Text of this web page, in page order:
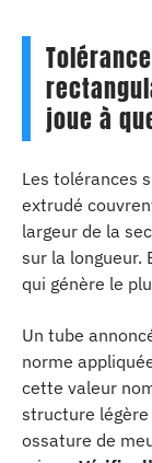
joue à
Les tolérances
extrudé
largeur de la
sur la longueur.
qui génère le
Un tube
norme
cette valeur
structure
ossature de